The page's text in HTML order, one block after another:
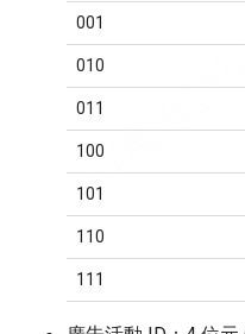
001
010
011
100
101
110
111